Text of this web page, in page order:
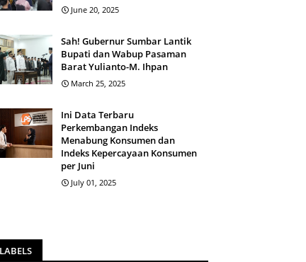
June 20, 2025
Sah! Gubernur Sumbar Lantik
Bupati dan Wabup Pasaman
Barat Yulianto-M. Ihpan
March 25, 2025
Ini Data Terbaru
Perkembangan Indeks
Menabung Konsumen dan
Indeks Kepercayaan Konsumen
per Juni
July 01, 2025
LABELS